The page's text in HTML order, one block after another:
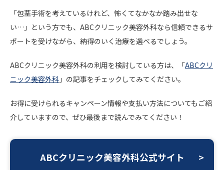
「包茎手術を考えているけれど、怖くてなかなか踏み出せな
い…」という方でも、ABCクリニック美容外科なら信頼できるサ
ポートを受けながら、納得のいく治療を選べるでしょう。
ABCクリニック美容外科の利用を検討している方は、「ABCクリ
ニック美容外科 」の記事をチェックしてみてください。
お得に受けられるキャンペーン情報や支払い方法についてもご紹
介していますので、ぜひ最後まで読んでみてください！
ABCクリニック美容外科公式サイト